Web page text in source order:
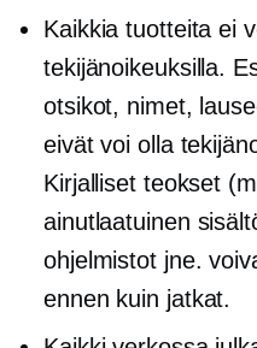
Kaikkia tuotteita ei
tekijänoikeuksilla.
otsikot, nimet,
eivät voi olla
Kirjalliset teokset
ainutlaatuinen
ohjelmistot jne.
ennen kuin jatkat.